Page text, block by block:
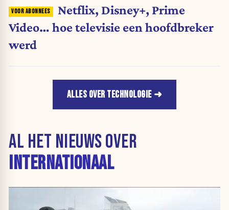
Netflix, Disney+, Prime
Video… hoe televisie een hoofdbreker
werd
ALLES OVER TECHNOLOGIE
AL HET NIEUWS OVER
INTERNATIONAAL